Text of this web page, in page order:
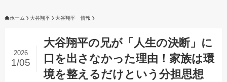
ホーム 大谷翔平 大谷翔平 情報
大谷翔平の兄が「人生の決断」に
口を出さなかった理由！家族は環
境を整えるだけという分担思想
2026
1/05